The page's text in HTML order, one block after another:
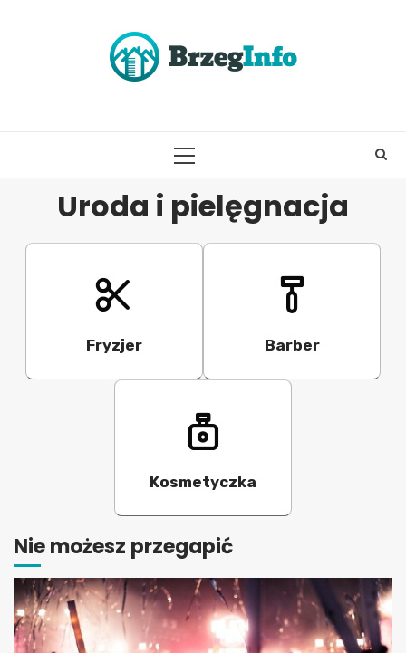
PRIMARY
Uroda i pielęgnacja
Fryzjer Barber
Kosmetyczka
Nie możesz przegapić